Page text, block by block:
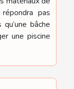
pas
bâche
une piscine